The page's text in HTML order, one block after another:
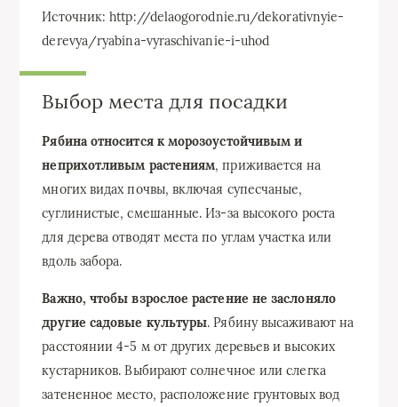
Источник: http://delaogorodnie.ru/dekorativnyie-
derevya/ryabina-vyraschivanie-i-uhod
Выбор места для посадки
Рябина относится к морозоустойчивым и
неприхотливым растениям, приживается на
многих видах почвы, включая супесчаные,
суглинистые, смешанные. Из-за высокого роста
для дерева отводят места по углам участка или
вдоль забора.
Важно, чтобы взрослое растение не заслоняло
другие садовые культуры. Рябину высаживают на
расстоянии 4-5 м от других деревьев и высоких
кустарников. Выбирают солнечное или слегка
затененное место, расположение грунтовых вод